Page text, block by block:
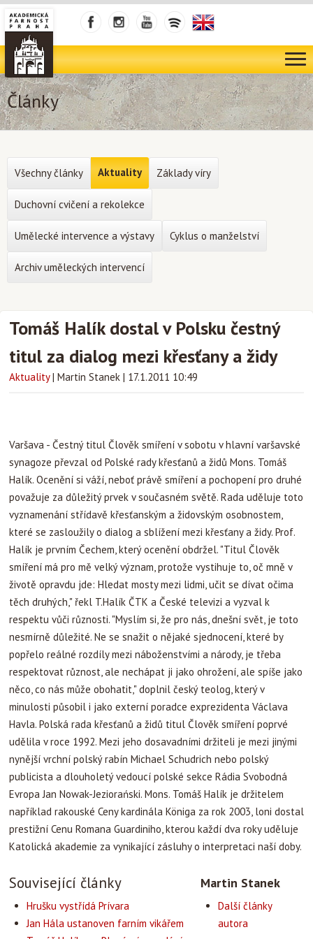
Články
Tomáš Halík dostal v Polsku čestný
titul za dialog mezi křesťany a židy
Aktuality | Martin Stanek | 17.1.2011 10:49
Varšava - Čestný titul Člověk smíření v sobotu v hlavní varšavské
synagoze převzal od Polské rady křesťanů a židů Mons. Tomáš
Halík. Ocenění si váží, neboť právě smíření a pochopení pro druhé
považuje za důležitý prvek v současném světě. Rada uděluje toto
vyznamenání střídavě křesťanským a židovským osobnostem,
které se zasloužily o dialog a sblížení mezi křesťany a židy. Prof.
Halík je prvním Čechem, který ocenění obdržel. "Titul Člověk
smíření má pro mě velký význam, protože vystihuje to, oč mně v
životě opravdu jde: Hledat mosty mezi lidmi, učit se dívat očima
těch druhých," řekl T.Halík ČTK a České televizi a vyzval k
respektu vůči různosti. "Myslím si, že pro nás, dnešní svět, je toto
nesmírně důležité. Ne se snažit o nějaké sjednocení, které by
popřelo reálné rozdíly mezi náboženstvími a národy, je třeba
respektovat různost, ale nechápat ji jako ohrožení, ale spíše jako
něco, co nás může obohatit," doplnil český teolog, který v
minulosti působil i jako externí poradce exprezidenta Václava
Havla. Polská rada křesťanů a židů titul Člověk smíření poprvé
udělila v roce 1992. Mezi jeho dosavadními držiteli je mezi jinými
nynější vrchní polský rabín Michael Schudrich nebo polský
publicista a dlouholetý vedoucí polské sekce Rádia Svobodná
Evropa Jan Nowak-Jeziorański. Mons. Tomáš Halík je držitelem
například rakouské Ceny kardinála Königa za rok 2003, loni dostal
prestižní Cenu Romana Guardiniho, kterou každí dva roky uděluje
Katolická akademie za vynikající zásluhy o interpretaci naší doby.
Související články
Hrušku vystřídá Prívara
Jan Hála ustanoven farním vikářem
Martin Stanek
Další články
autora
Všechny články Aktuality Základy víry
Duchovní cvičení a rekolekce
Umělecké intervence a výstavy Cyklus o manželství
Archiv uměleckých intervencí